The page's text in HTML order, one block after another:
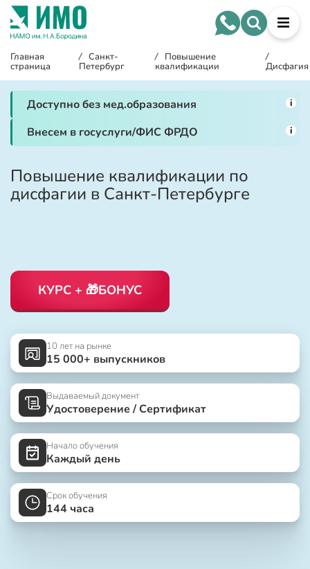
Главная
страница
/ Санкт-
Петербург
/ Повышение
квалификации
/
Дисфагия
Доступно без мед.образования i
Внесем в госуслуги/ФИС ФРДО i
Повышение квалификации по
дисфагии в Санкт-Петербурге
КУРС + 🎁БОНУС
10 лет на рынке
15 000+ выпускников
Выдаваемый документ
Удостоверение / Сертификат
Начало обучения
Каждый день
Срок обучения
144 часа